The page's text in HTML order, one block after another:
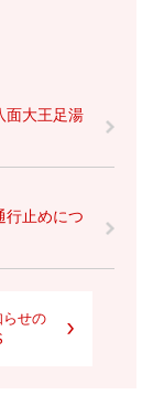
面大王足湯
行止めにつ
せの